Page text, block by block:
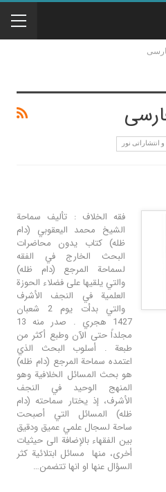
نور
فقه الخلاف : تأليف سماحة
الشيخ محمد اليعقوبي (دام
ظله) كتاب يدون محاضرات
البحث الخارج في الفقه
لسماحة المرجع (دام ظله)
والتي يلقيها على فضلاء الحوزة
العلمية في النجف الأشرف
والتي بدأت يوم 2 شعبان
1427 هجري . صدر منه 13
مجلداً حتى الآن وطبع أكثر من
طبعة . أسلوب البحث الذي
اعتمده سماحة المرجع (دام ظله)
هو بحث المسائل الخلافية وهو
المنهج الوحيد في النجف
الأشرف، إذ يختار سماحته (دام
ظله) المسائل التي أصبحت
ساحة لسجال علمي عميق ودقيق
بين الفقهاء بالإضافة الى حيثيات
أخرى، منها مسائل ابتلائية كثر
السؤال عنها او انها تتضمن…